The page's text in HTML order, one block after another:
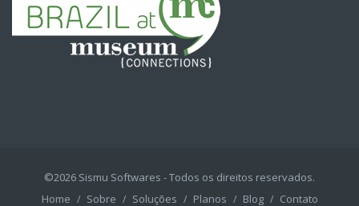
©2026 Sismu Softwares - Todos os direitos reservados.
Home
Sobre Soluções Planos Blog Contato